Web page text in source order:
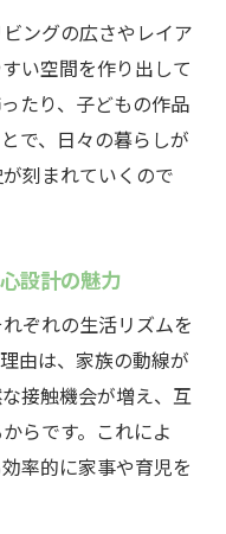
ングの広さやレイア
い空間を作り出して
たり、子どもの作品
で、日々の暮らしが
刻まれていくので
設計の魅力
ぞれの生活リズムを
由は、家族の動線が
接触機会が増え、互
らです。これによ
率的に家事や育児を